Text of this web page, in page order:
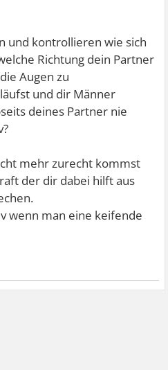
und kontrollieren wie sich
Richtung dein Partner
Augen zu
und dir Männer
deines Partner nie
mehr zurecht kommst
der dir dabei hilft aus
wenn man eine keifende